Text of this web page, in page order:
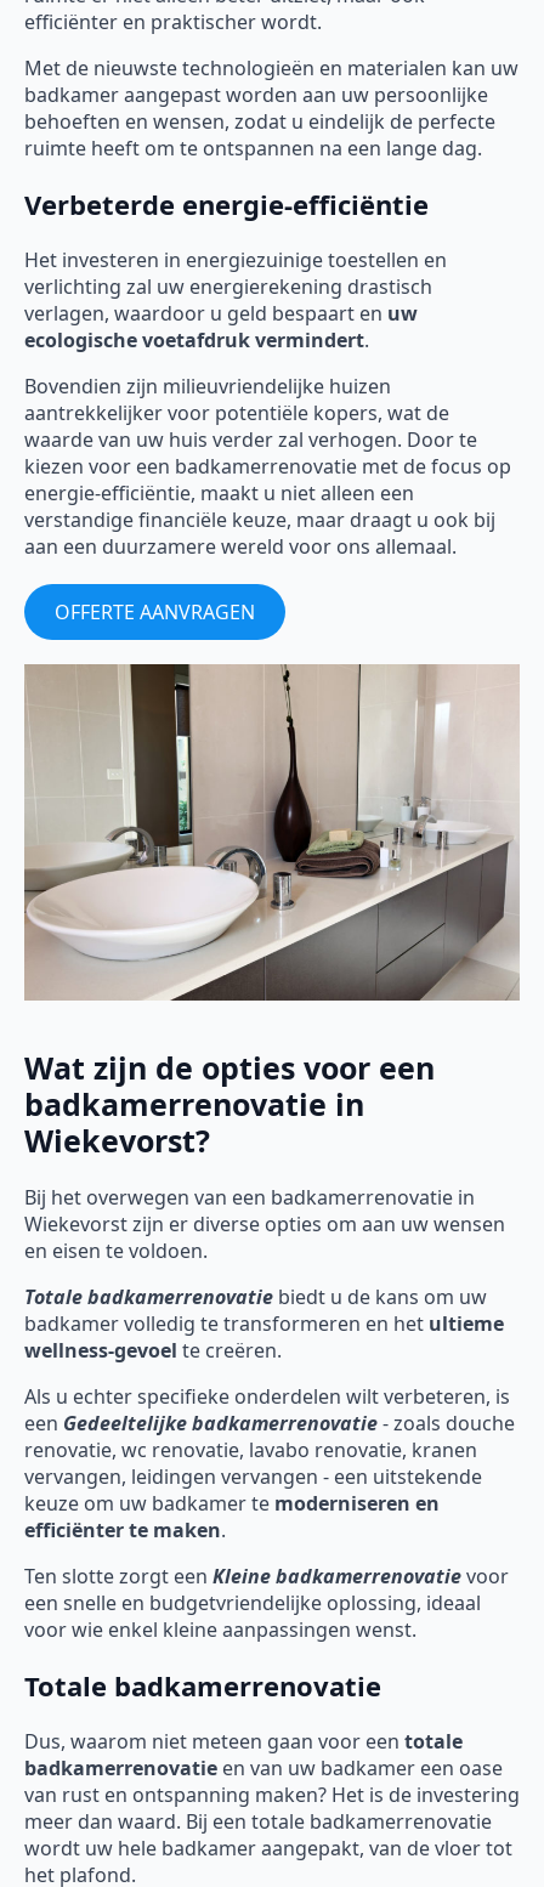
efficiënter en praktischer wordt.
Met de nieuwste technologieën en materialen kan uw
badkamer aangepast worden aan uw persoonlijke
behoeften en wensen, zodat u eindelijk de perfecte
ruimte heeft om te ontspannen na een lange dag.
Verbeterde energie-efficiëntie
Het investeren in energiezuinige toestellen en
verlichting zal uw energierekening drastisch
verlagen, waardoor u geld bespaart en uw
ecologische voetafdruk vermindert.
Bovendien zijn milieuvriendelijke huizen
aantrekkelijker voor potentiële kopers, wat de
waarde van uw huis verder zal verhogen. Door te
kiezen voor een badkamerrenovatie met de focus op
energie-efficiëntie, maakt u niet alleen een
verstandige financiële keuze, maar draagt u ook bij
aan een duurzamere wereld voor ons allemaal.
OFFERTE AANVRAGEN
Wat zijn de opties voor een
badkamerrenovatie in
Wiekevorst?
Bij het overwegen van een badkamerrenovatie in
Wiekevorst zijn er diverse opties om aan uw wensen
en eisen te voldoen.
Totale badkamerrenovatie biedt u de kans om uw
badkamer volledig te transformeren en het ultieme
wellness-gevoel te creëren.
Als u echter specifieke onderdelen wilt verbeteren, is
een Gedeeltelijke badkamerrenovatie- zoals douche
renovatie, wc renovatie, lavabo renovatie, kranen
vervangen, leidingen vervangen - een uitstekende
keuze om uw badkamer te moderniseren en
efficiënter te maken.
Ten slotte zorgt een Kleine badkamerrenovatievoor
een snelle en budgetvriendelijke oplossing, ideaal
voor wie enkel kleine aanpassingen wenst.
Totale badkamerrenovatie
Dus, waarom niet meteen gaan voor een totale
badkamerrenovatie en van uw badkamer een oase
van rust en ontspanning maken? Het is de investering
meer dan waard. Bij een totale badkamerrenovatie
wordt uw hele badkamer aangepakt, van de vloer tot
het plafond.